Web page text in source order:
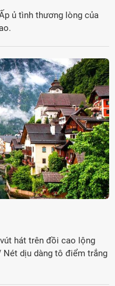
ủ tình thương lòng của
hát trên đồi cao lộng
dịu dàng tô điểm trắng